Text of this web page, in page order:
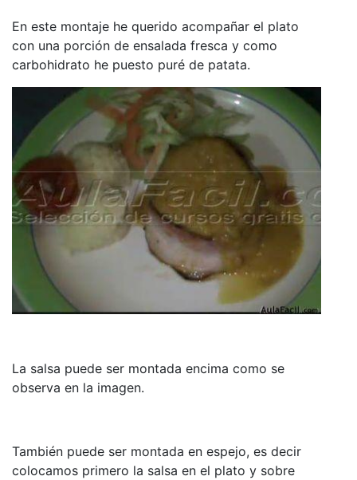
En este montaje he querido acompañar el plato
con una porción de ensalada fresca y como
carbohidrato he puesto puré de patata.
La salsa puede ser montada encima como se
observa en la imagen.
También puede ser montada en espejo, es decir
colocamos primero la salsa en el plato y sobre